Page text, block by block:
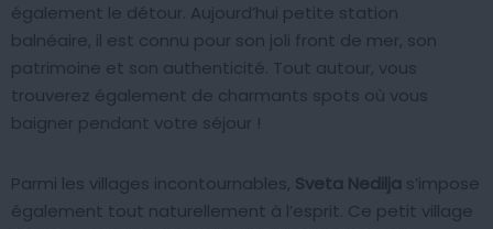
également le détour. Aujourd’hui petite station
balnéaire, il est connu pour son joli front de mer, son
patrimoine et son authenticité. Tout autour, vous
trouverez également de charmants spots où vous
baigner pendant votre séjour !
Parmi les villages incontournables, Sveta Nedilja s’impose
également tout naturellement à l’esprit. Ce petit village